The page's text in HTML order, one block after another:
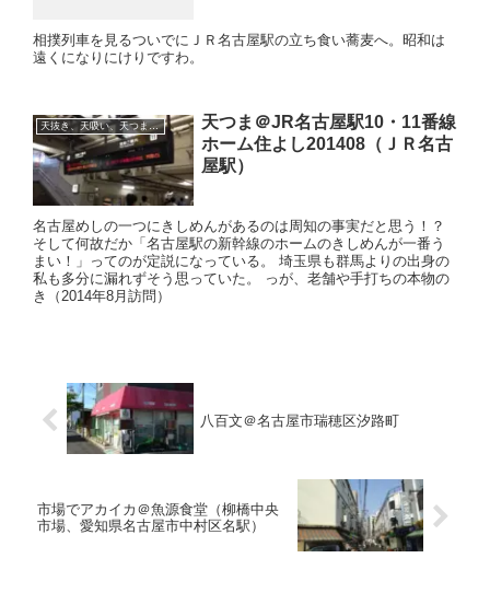
相撲列車を見るついでにＪＲ名古屋駅の立ち食い蕎麦へ。昭和は
遠くになりにけりですわ。
天抜き、天吸い、天つま、立ち食い、蕎麦、etc
天つま＠JR名古屋駅10・11番線
ホーム住よし201408（ＪＲ名古
屋駅）
名古屋めしの一つにきしめんがあるのは周知の事実だと思う！？
そして何故だか「名古屋駅の新幹線のホームのきしめんが一番う
まい！」ってのが定説になっている。 埼玉県も群馬よりの出身の
私も多分に漏れずそう思っていた。 っが、老舗や手打ちの本物の
き（2014年8月訪問）
八百文＠名古屋市瑞穂区汐路町
市場でアカイカ＠魚源食堂（柳橋中央
市場、愛知県名古屋市中村区名駅）